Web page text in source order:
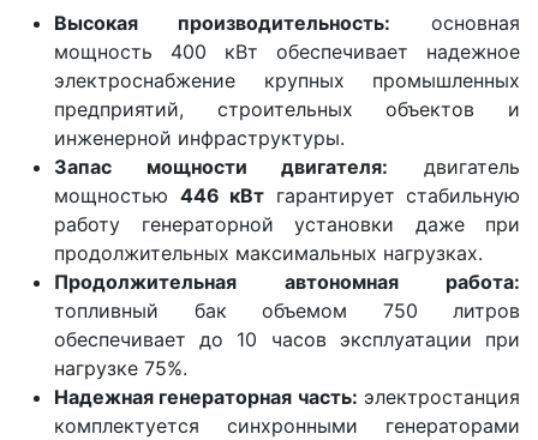
Высокая производительность: основная
мощность 400 кВт обеспечивает надежное
электроснабжение крупных промышленных
предприятий, строительных объектов и
инженерной инфраструктуры.
Запас мощности двигателя: двигатель
мощностью 446 кВт гарантирует стабильную
работу генераторной установки даже при
продолжительных максимальных нагрузках.
Продолжительная автономная работа:
топливный бак объемом 750 литров
обеспечивает до 10 часов эксплуатации при
нагрузке 75%.
Надежная генераторная часть: электростанция
комплектуется синхронными генераторами